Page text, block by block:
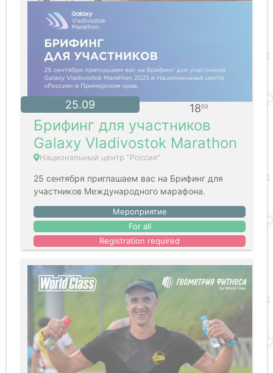
25.09 1800
Брифинг для участников
Galaxy Vladivostok Marathon
​Национальный центр "Россия"
25 сентября приглашаем вас на Брифинг для
участников Международного марафона.
Мероприятие
For all
Registration required